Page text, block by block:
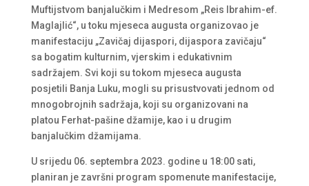
Muftijstvom banjalučkim i Medresom „Reis Ibrahim-ef.
Maglajlić“, u toku mjeseca augusta organizovao je
manifestaciju „Zavičaj dijaspori, dijaspora zavičaju“
sa bogatim kulturnim, vjerskim i edukativnim
sadržajem. Svi koji su tokom mjeseca augusta
posjetili Banja Luku, mogli su prisustvovati jednom od
mnogobrojnih sadržaja, koji su organizovani na
platou Ferhat-pašine džamije, kao i u drugim
banjalučkim džamijama.
U srijedu 06. septembra 2023. godine u 18:00 sati,
planiran je završni program spomenute manifestacije,